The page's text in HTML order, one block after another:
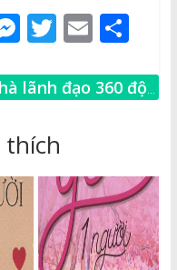
M
ss
n
g
e
T
it
r
E
ai
S
ar
lãnh đạo 360 độ
thích